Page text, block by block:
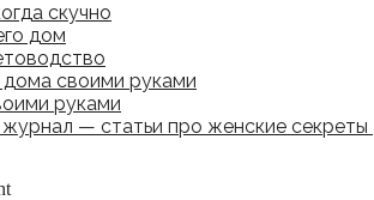
скучно
дом
дома своими руками
руками
— статьи про женские секреты